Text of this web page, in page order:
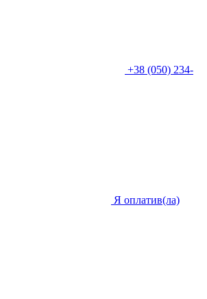
+38 (050) 234-
Я оплатив(ла)